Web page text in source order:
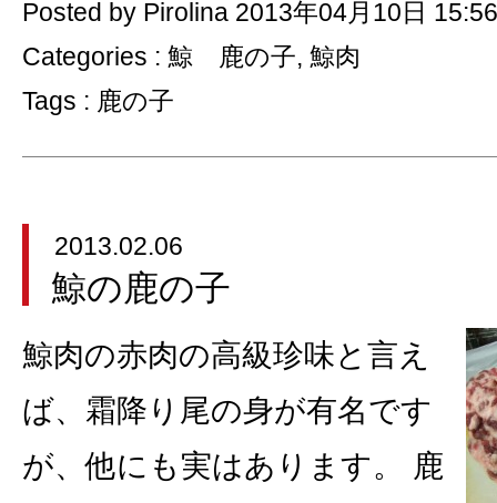
Posted by Pirolina 2013年04月10日 15:56
Categories : 鯨 鹿の子, 鯨肉
Tags : 鹿の子
2013.02.06
鯨の鹿の子
鯨肉の赤肉の高級珍味と言え
ば、霜降り尾の身が有名です
が、他にも実はあります。 鹿